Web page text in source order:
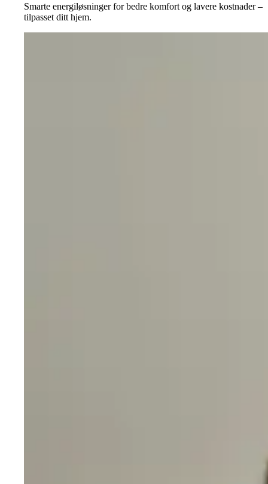
Smarte energiløsninger for bedre komfort og lavere kostnader –
tilpasset ditt hjem.